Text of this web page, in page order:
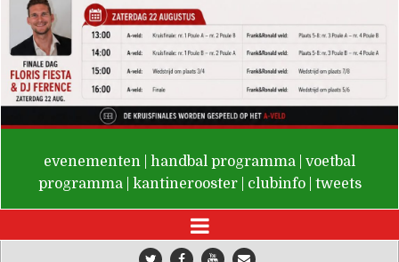
De Valken
evenementen handbal programma
voetbal
programma
kantinerooster clubinfo tweets